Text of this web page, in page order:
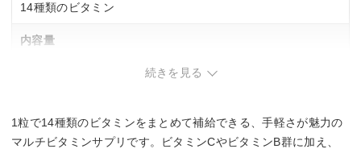
14種類のビタミン
内容量
60粒入り(60日分目安)、90粒入り(90日分目安)
1日1粒目安
続きを見る
1粒で14種類のビタミンをまとめて補給できる、手軽さが魅力の
マルチビタミンサプリです。ビタミンCやビタミンB群に加え、